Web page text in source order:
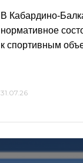
В Кабардино-
нормативное
к спортивным
31.07.26